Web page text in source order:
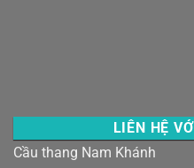
LIÊN HỆ
Cầu thang Nam Khánh